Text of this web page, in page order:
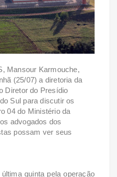
Mansour Karmouche,
(25/07) a diretoria da
Diretor do Presídio
Sul para discutir os
04 do Ministério da
advogados dos
possam ver seus
quinta pela operação